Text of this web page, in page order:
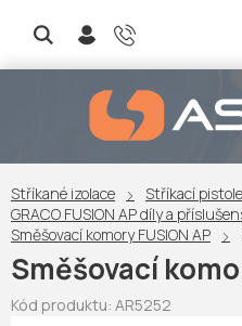
Směšovací
Kód produktu: AR5252
Stříkané izolace
Stříkací
GRACO FUSION AP díly a
Směšovací komory FUSION AP